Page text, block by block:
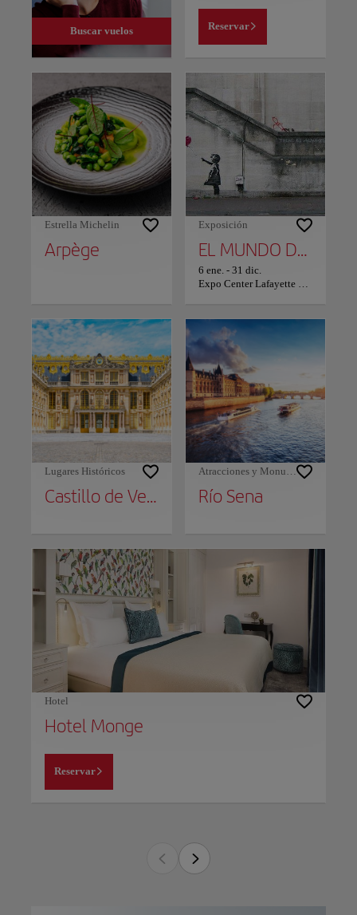
Buscar vuelos Reservar
Estrella Michelin
Arpège
Exposición
EL MUNDO DE BANKSY: POST
6 ene. - 31 dic.
Lugares Históricos
Castillo de Versalles
Atracciones y Monumentos
Río Sena
Hotel
Hotel Monge
Reservar